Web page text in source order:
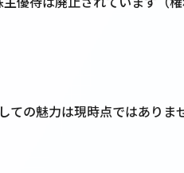
の魅力は現時点ではありま